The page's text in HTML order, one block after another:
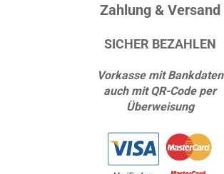
Zahlung & Versand
SICHER BEZAHLEN
Vorkasse mit Bankdaten
auch mit QR-Code per
Überweisung